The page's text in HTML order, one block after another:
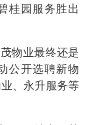
桂园服务胜出
物业最终还是
公开选聘新物
、永升服务等